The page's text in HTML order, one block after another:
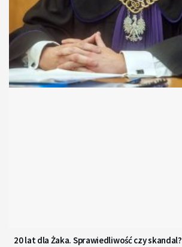
20 lat dla Żaka. Sprawiedliwość czy skandal?